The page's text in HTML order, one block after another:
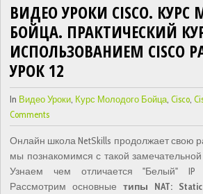
ВИДЕО УРОКИ CISCO.
БОЙЦА. ПРАКТИЧЕСКИЙ
ИСПОЛЬЗОВАНИЕМ CISCO
УРОК 12
In Видео Уроки, Курс Молодого Бойца,Cisco,
Comments
Онлайн школа NetSkills продолжает свою
мы познакомимся с такой замечательной
Узнаем чем отличается "Белый" IP
Рассмотрим основныетипы NAT: